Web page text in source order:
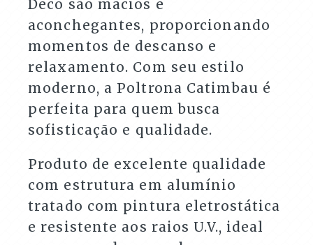
Deco são macios e
aconchegantes, proporcionando
momentos de descanso e
relaxamento. Com seu estilo
moderno, a Poltrona Catimbau é
perfeita para quem busca
sofisticação e qualidade.
Produto de excelente qualidade
com estrutura em alumínio
tratado com pintura eletrostática
e resistente aos raios U.V., ideal